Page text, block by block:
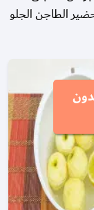
الطاجن الجلو